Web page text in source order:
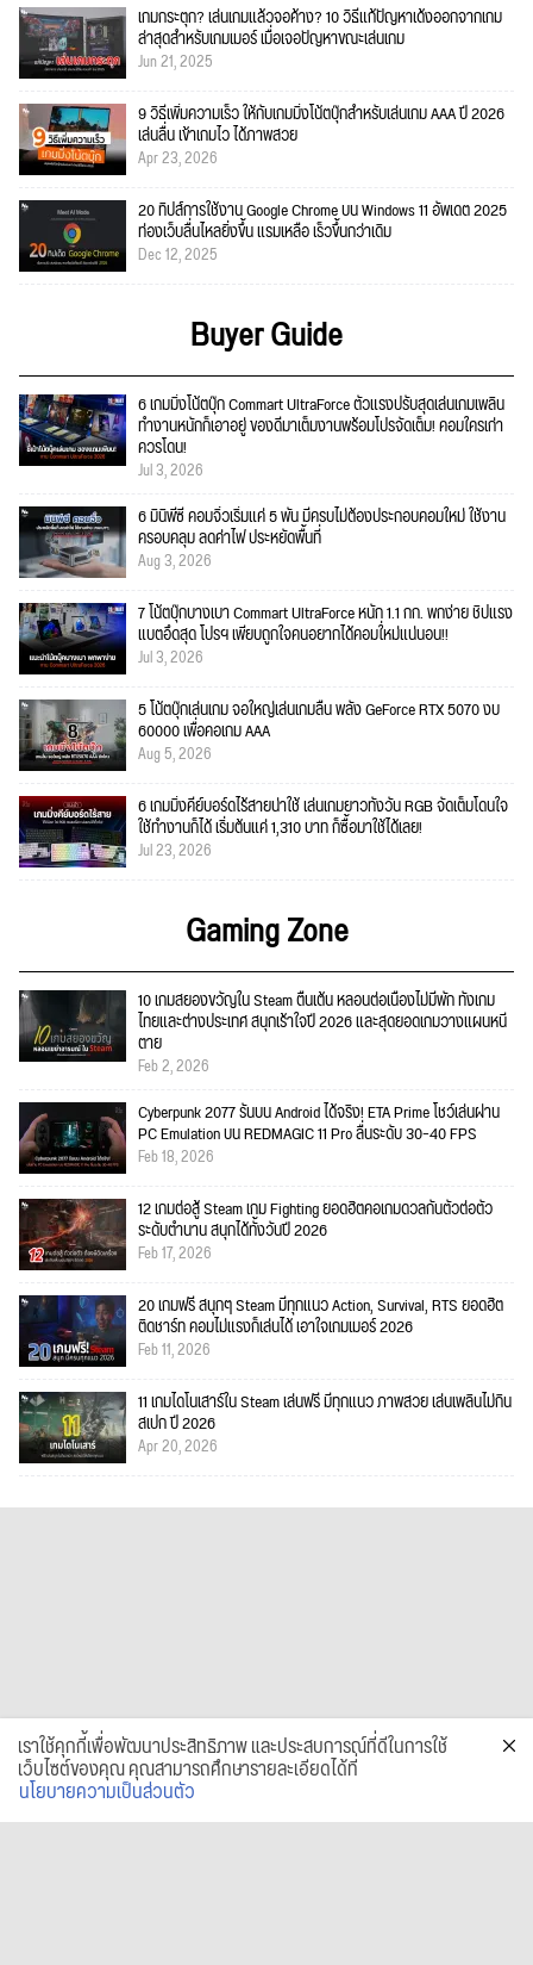
เกมกระตุก? เล่นเกมแล้วจอค้าง? 10 วิธีแก้ปัญหาเด้งออกจากเกม
ล่าสุดสำหรับเกมเมอร์ เมื่อเจอปัญหาขณะเล่นเกม
Jun 21, 2025
9 วิธีเพิ่มความเร็ว ให้กับเกมมิ่งโน้ตบุ๊กสำหรับเล่นเกม AAA ปี 2026
เล่นลื่น เข้าเกมไว ได้ภาพสวย
Apr 23, 2026
20 ทิปส์การใช้งาน Google Chrome บน Windows 11 อัพเดต 2025
ท่องเว็บลื่นไหลยิ่งขึ้น แรมเหลือ เร็วขึ้นกว่าเดิม
Dec 12, 2025
Buyer Guide
6 เกมมิ่งโน้ตบุ๊ก Commart UltraForce ตัวแรงปรับสุดเล่นเกมเพลิน
ทำงานหนักก็เอาอยู่ ของดีมาเต็มงานพร้อมโปรจัดเต็ม! คอมใครเก่า
ควรโดน!
Jul 3, 2026
6 มินิพีซี คอมจิ๋วเริ่มแค่ 5 พัน มีครบไม่ต้องประกอบคอมใหม่ ใช้งาน
ครอบคลุม ลดค่าไฟ ประหยัดพื้นที่
Aug 3, 2026
7 โน้ตบุ๊กบางเบา Commart UltraForce หนัก 1.1 กก. พกง่าย ชิปแรง
แบตอึดสุด โปรฯ เพียบถูกใจคนอยากได้คอมใ่หม่แน่นอน!!
Jul 3, 2026
5 โน้ตบุ๊กเล่นเกม จอใหญ่เล่นเกมลื่น พลัง GeForce RTX 5070 งบ
60000 เพื่อคอเกม AAA
Aug 5, 2026
6 เกมมิ่งคีย์บอร์ดไร้สายน่าใช้ เล่นเกมยาวทั้งวัน RGB จัดเต็มโดนใจ
ใช้ทำงานก็ได้ เริ่มต้นแค่ 1,310 บาท ก็ซื้อมาใช้ได้เลย!
Jul 23, 2026
Gaming Zone
10 เกมสยองขวัญใน Steam ตื่นเต้น หลอนต่อเนื่องไม่มีพัก ทั้งเกม
ไทยและต่างประเทศ สนุกเร้าใจปี 2026 และสุดยอดเกมวางแผนหนี
ตาย
Feb 2, 2026
Cyberpunk 2077 รันบน Android ได้จริง! ETA Prime โชว์เล่นผ่าน
PC Emulation บน REDMAGIC 11 Pro ลื่นระดับ 30–40 FPS
Feb 18, 2026
12 เกมต่อสู้ Steam เกม Fighting ยอดฮิตคอเกมดวลกันตัวต่อตัว
ระดับตำนาน สนุกได้ทั้งวันปี 2026
Feb 17, 2026
20 เกมฟรี สนุกๆ Steam มีทุกแนว Action, Survival, RTS ยอดฮิต
ติดชาร์ท คอมไม่แรงก็เล่นได้ เอาใจเกมเมอร์ 2026
Feb 11, 2026
11 เกมไดโนเสาร์ใน Steam เล่นฟรี มีทุกแนว ภาพสวย เล่นเพลินไม่กิน
สเปก ปี 2026
Apr 20, 2026
เราใช้คุกกี้เพื่อพัฒนาประสิทธิภาพ และประสบการณ์ที่ดีในการใช้
เว็บไซต์ของคุณ คุณสามารถศึกษารายละเอียดได้ที่
นโยบายความเป็นส่วนตัว